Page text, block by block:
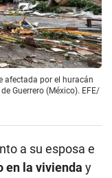
afectada por el huracán
Guerrero (México). EFE/
a su esposa e
en la vivienda y